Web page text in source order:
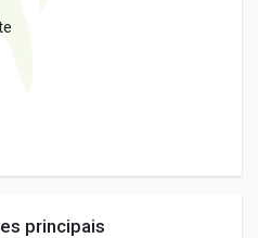
principais